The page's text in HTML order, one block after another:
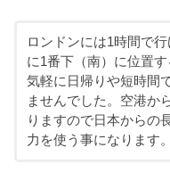
ロンドンには1時間で
に1番下（南）に位置
気軽に日帰りや短時間
ませんでした。空港か
りますので日本からの
力を使う事になります。